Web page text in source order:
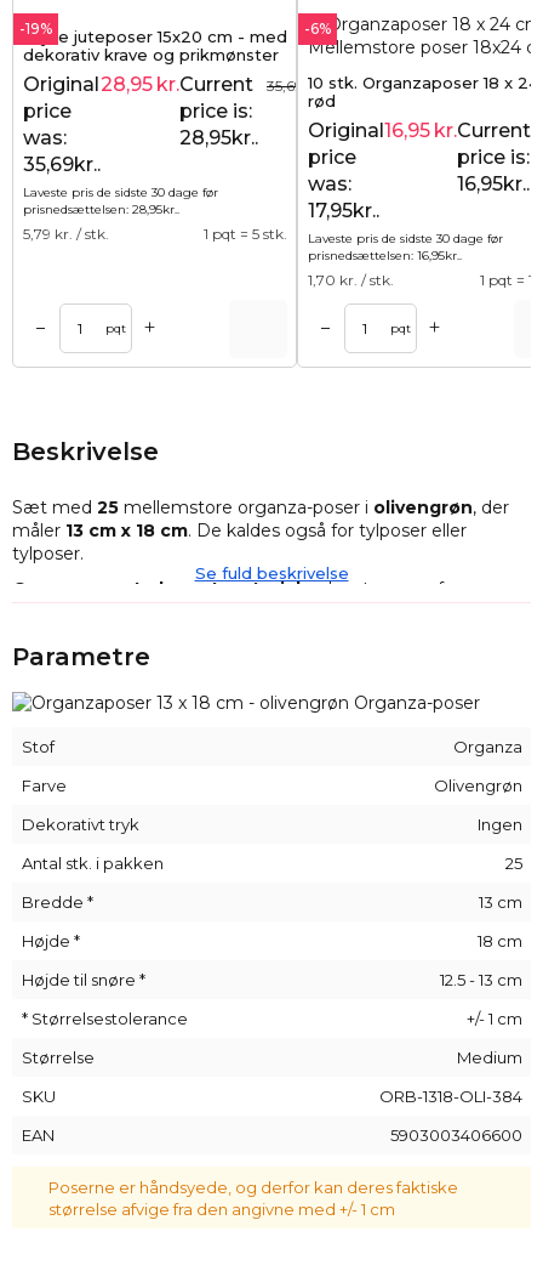
-19%
5 lyse juteposer 15x20 cm - med
dekorativ krave og prikmønster
35,69 kr.
Original
price
was:
35,69kr..
28,95 kr.Current
price is:
28,95kr..
Laveste pris de sidste 30 dage før
prisnedsættelsen: 28,95kr..
5,79 kr. / stk. 1 pqt = 5 stk.
– pqt +
-6%
10 stk. Organzaposer 18 x
rød
Original
price
was:
17,95kr..
16,95 kr.Current
price is:
16,95kr..
Laveste pris de sidste 30 dage før
prisnedsættelsen: 16,95kr..
1,70 kr. / stk. 1 pqt =
– pqt +
Beskrivelse
Sæt med 25 mellemstore organza-poser i olivengrøn, der
måler 13 cm x 18 cm. De kaldes også for tylposer eller
tylposer.
Organza er et elegant materiale, der stammer fra
gennemsigtighed gør den velegnet til enhver situation.
Disse alsidige
poser
kan bruges til at opbevare alle slags
ting: smykker, mønter og knapper, men også stearinlys eller
parfumeflasker. Den fungerer også lige så godt som en
Organza
er også ideelt til indpakning af små gaver og
souvenirs: det pakker dem ind på en stilfuld måde og afslører
det er lidt gennemsigtigt.
Se fuld beskrivelse
Parametre
Stof
Organza
Farve
Olivengrøn
Dekorativt tryk
Ingen
Antal stk. i pakken
25
Bredde *
13 cm
Højde *
18 cm
Højde til snøre *
12.5 - 13 cm
* Størrelsestolerance
+/- 1 cm
Størrelse
Medium
SKU
ORB-1318-OLI-384
EAN
5903003406600
Poserne er håndsyede, og derfor kan deres faktiske
størrelse afvige fra den angivne med +/- 1 cm